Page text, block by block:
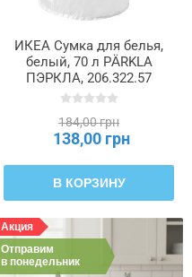
ИКЕА Сумка для белья,
белый, 70 л PÄRKLA
ПЭРКЛА, 206.322.57
184,00 грн
138,00 грн
В КОРЗИНУ
Акция
Отправим
в понедельник